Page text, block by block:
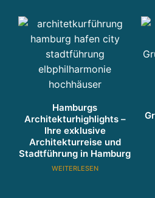
n
WIR DENKEN
Hamburgs
Architekturhighlights –
Ihre exklusive
Architekturreise und
Stadtführung in Hamburg
WEITERLESEN